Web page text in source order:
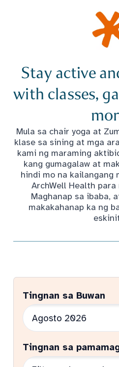
Stay active
with classes,
Mula sa chair yoga at
klase sa sining at mga
kami ng maraming
kang gumagalaw at
hindi mo na kailangang
ArchWell Health para
Maghanap sa ibaba,
makakahanap ka ng
Tingnan sa Buwan
Tingnan sa